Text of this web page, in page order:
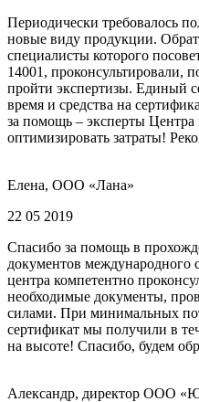
Периодически требовалось
новые виду продукции.
специалисты которого
14001, проконсультировали,
пройти экспертизы. Единый
время и средства на
за помощь – эксперты Центра
оптимизировать затраты!
Елена, ООО «Лана»
22 05 2019
Спасибо за помощь в
документов международного
центра компетентно
необходимые документы,
силами. При минимальных
сертификат мы получили в
на высоте! Спасибо, будем
Александр, директор ООО